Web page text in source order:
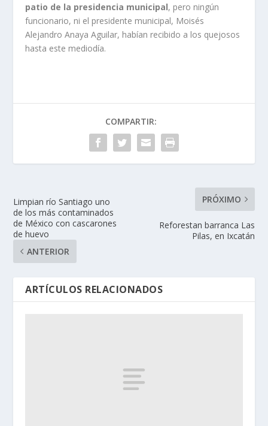
patio de la presidencia municipal, pero ningún
funcionario, ni el presidente municipal, Moisés
Alejandro Anaya Aguilar, habían recibido a los quejosos
hasta este mediodía.
COMPARTIR:
Limpian río Santiago uno
de los más contaminados
de México con cascarones
de huevo
ANTERIOR
PRÓXIMO
Reforestan barranca Las
Pilas, en Ixcatán
ARTÍCULOS RELACIONADOS